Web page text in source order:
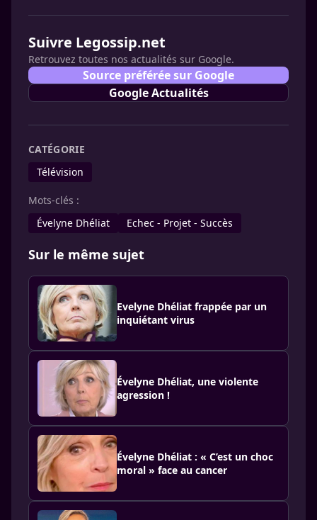
Suivre Legossip.net
Retrouvez toutes nos actualités sur Google.
Source préférée sur Google
Google Actualités
CATÉGORIE
Télévision
Mots-clés :
Évelyne Dhéliat
Echec - Projet - Succès
Sur le même sujet
Evelyne Dhéliat frappée par un
inquiétant virus
Évelyne Dhéliat, une violente
agression !
Évelyne Dhéliat : « C’est un choc
moral » face au cancer